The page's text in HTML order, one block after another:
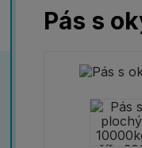
Pás s